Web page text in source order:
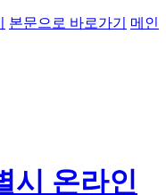
본문으로 바로가기
메인